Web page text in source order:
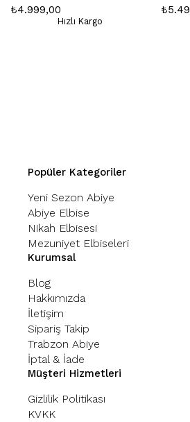
₺4.999,00
Hızlı Kargo
Popüler Kategoriler
Yeni Sezon Abiye
Abiye Elbise
Nikah Elbisesi
Mezuniyet Elbiseleri
Kurumsal
Blog
Hakkımızda
İletişim
Sipariş Takip
Trabzon Abiye
İptal & İade
Müşteri Hizmetleri
Gizlilik Politikası
KVKK